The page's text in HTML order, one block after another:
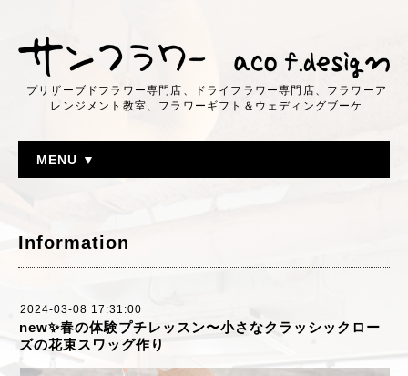
プリザーブドフラワー専門店、ドライフラワー専門店、フラワーア
レンジメント教室、フラワーギフト＆ウェディングブーケ
MENU ▼
Information
2024-03-08 17:31:00
new✨春の体験プチレッスン〜小さなクラッシックロー
ズの花束スワッグ作り